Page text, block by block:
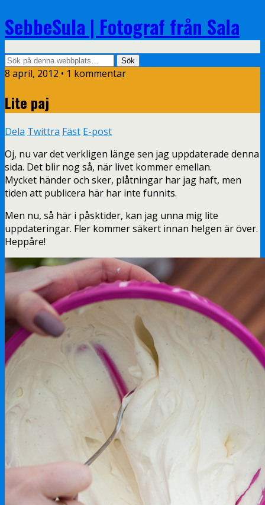
SebbeSula | Fotograf från Sala
8 april, 2012 • 1 kommentar
Lite paj
Dela Twittra Fäst E-post
Oj, nu var det verkligen länge sen jag uppdaterade denna
sida. Det blir nog så, när livet kommer emellan.
Mycket händer och sker, plåtningar har jag haft, men
tiden att publicera här har inte funnits.
Men nu, så här i påsktider, kan jag unna mig lite
uppdateringar. Fler kommer säkert innan helgen är över.
Heppåre!